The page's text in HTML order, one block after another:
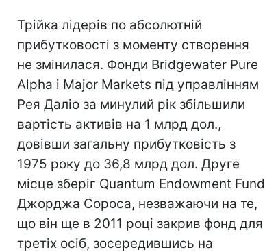
Трійка лідерів по абсолютній
прибутковості з моменту створення
не змінилася. Фонди Bridgewater Pure
Alpha і Major Markets під управлінням
Рея Даліо за минулий рік збільшили
вартість активів на 1 млрд дол.,
довівши загальну прибутковість з
1975 року до 36,8 млрд дол. Друге
місце зберіг Quantum Endowment Fund
Джорджа Сороса, незважаючи на те,
що він ще в 2011 році закрив фонд для
третіх осіб, зосередившись на